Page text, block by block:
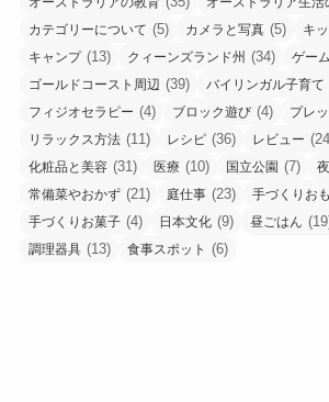
カテゴリーについて (5) カメラと写真 (5) キ
キャンプ(13) クィーンズランド州 (34) ゲーム
ゴールドコースト周辺 (39) バイリンガル子育て
フィジオセラピー (4) ブロック遊び (4) プレ
リラックス方法 (11) レシピ (36) レビュー
化粧品と美容 (31) 医療 (10) 国立公園 (7)
常備菜やおかず (21) 庭仕事 (23) 手づくりお
手づくりお菓子 (4) 日本文化 (9) 昼ごはん
調理器具 (13) 食事スポット (6)